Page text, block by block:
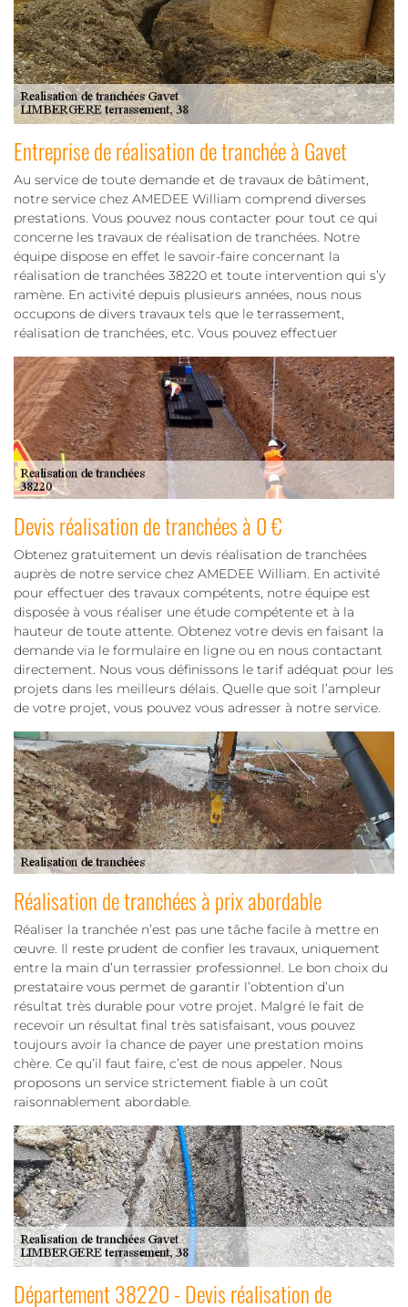
Entreprise de réalisation de tranchée à Gavet
Au service de toute demande et de travaux de bâtiment,
notre service chez AMEDEE William comprend diverses
prestations. Vous pouvez nous contacter pour tout ce qui
concerne les travaux de réalisation de tranchées. Notre
équipe dispose en effet le savoir-faire concernant la
réalisation de tranchées 38220 et toute intervention qui s’y
ramène. En activité depuis plusieurs années, nous nous
occupons de divers travaux tels que le terrassement,
réalisation de tranchées, etc. Vous pouvez effectuer
Devis réalisation de tranchées à 0 €
Obtenez gratuitement un devis réalisation de tranchées
auprès de notre service chez AMEDEE William. En activité
pour effectuer des travaux compétents, notre équipe est
disposée à vous réaliser une étude compétente et à la
hauteur de toute attente. Obtenez votre devis en faisant la
demande via le formulaire en ligne ou en nous contactant
directement. Nous vous définissons le tarif adéquat pour les
projets dans les meilleurs délais. Quelle que soit l’ampleur
de votre projet, vous pouvez vous adresser à notre service.
Réalisation de tranchées à prix abordable
Réaliser la tranchée n’est pas une tâche facile à mettre en
œuvre. Il reste prudent de confier les travaux, uniquement
entre la main d’un terrassier professionnel. Le bon choix du
prestataire vous permet de garantir l’obtention d’un
résultat très durable pour votre projet. Malgré le fait de
recevoir un résultat final très satisfaisant, vous pouvez
toujours avoir la chance de payer une prestation moins
chère. Ce qu’il faut faire, c’est de nous appeler. Nous
proposons un service strictement fiable à un coût
raisonnablement abordable.
Département 38220 - Devis réalisation de